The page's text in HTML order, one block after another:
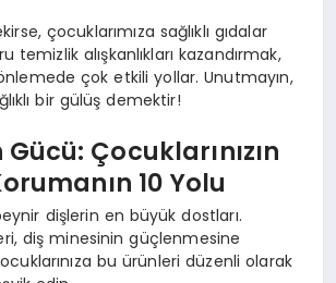
çocuklarımıza sağlıklı gıdalar
temizlik alışkanlıkları kazandırmak,
çok etkili yollar. Unutmayın,
bir gülüş demektir!
Çocuklarınızın
10 Yolu
dişlerin en büyük dostları.
diş minesinin güçlenmesine
bu ürünleri düzenli olarak